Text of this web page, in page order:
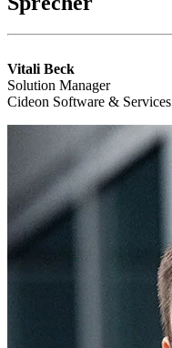
Vitali Beck
Solution Manager
Cideon Software & Services